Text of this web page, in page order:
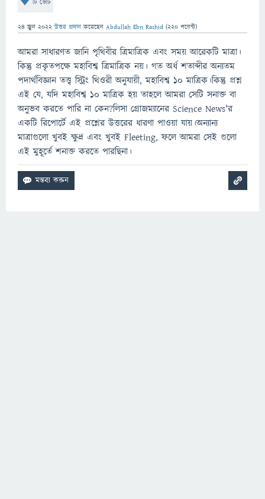
টি ভোট
24 জুন 2022 উত্তর প্রদান করেছেন Abdullah Ebn Rashid (220 পয়েন্ট)
আমরা সাধারণত জানি পৃথিবীর ত্রিমাত্রিক এবং সময় আরেকটি মাত্রা।
কিন্তু প্রকৃতপক্ষে মহাবিশ্ব ত্রিমাত্রিক নয়। গত অর্ধ শতাব্দীর অন্যতম
পদার্থবিজ্ঞান তত্ত্ব স্ট্রিং থিওরী অনুযায়ী, মহাবিশ্ব ১০ মাত্রিক।কিন্তু প্রশ্ন
এই যে, যদি মহাবিশ্ব ১০ মাত্রিক হয় তাহলে আমরা সেটি সনাক্ত বা
অনুভব করতে পারি না কেন?লিসা গ্রোজম্যানের Science News'র
একটি রিপোর্টে এই প্রশ্নের উত্তরের ধারণা পাওয়া যায়।অন্যান্য
মাত্রাগুলো খুবই ক্ষুদ্র এবং খুবই Fleeting, ফলে আমরা সেই গুলো
এই মুহূর্তে শনাক্ত করতে পারছিনা।